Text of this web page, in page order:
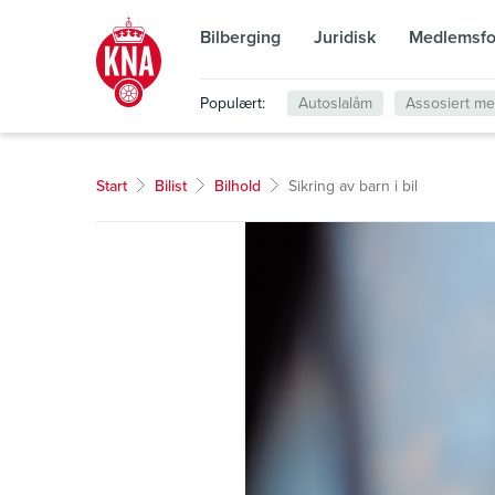
Bilberging Juridisk
Populært: Autoslalåm Assosiert
Start Bilist Bilhold Sikring av barn i bil